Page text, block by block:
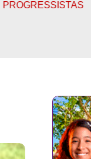
PREFEITO DE